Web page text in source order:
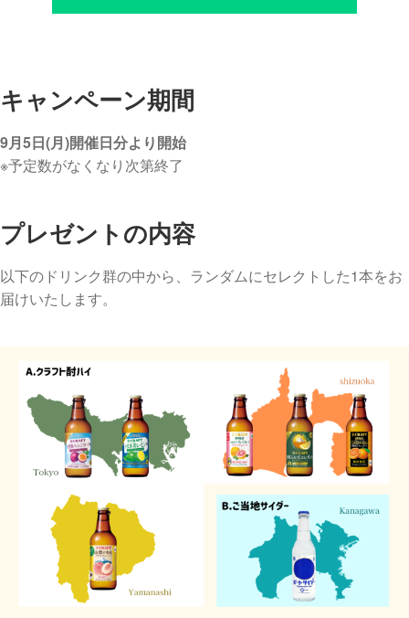
キャンペーン期間
9月5日(月)開催日分より開始
※予定数がなくなり次第終了
プレゼントの内容
以下のドリンク群の中から、ランダムにセレクトした1本をお
届けいたします。